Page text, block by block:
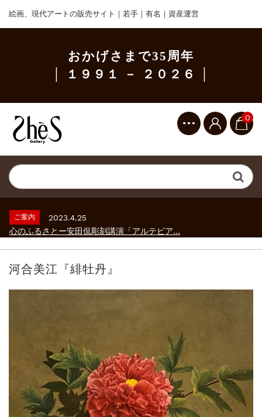
絵画、現代アートの販売サイト｜若手｜有名｜資産運営
おかげさまで35周年
│ １９９１ － ２０２６ │
0
ギャラリーシーズ「秋の美術散歩 京都・大...
ご案内
2026.2.17
ご案内
2023.4.25
心のふるさとー安田侃彫刻講演「アルテピア...
ご案内
2026.2.17
ギャラリーシーズ「秋の美術散歩 京都・大...
河合美江『緋牡丹』